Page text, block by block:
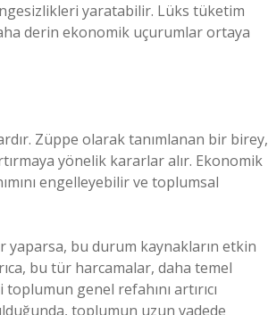
yaratabilir. Lüks tüketim
derin ekonomik uçurumlar ortaya
Züppe olarak tanımlanan bir birey,
yönelik kararlar alır. Ekonomik
engelleyebilir ve toplumsal
yaparsa, bu durum kaynakların etkin
bu tür harcamalar, daha temel
genel refahını artırıcı
toplumun uzun vadede